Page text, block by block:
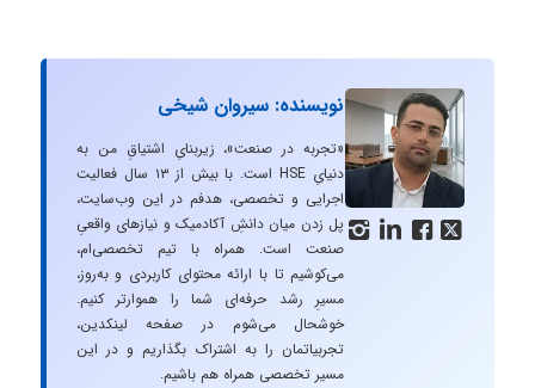
   
نویسنده: سیروان شیخی
«تجربه در صنعت»، زیربنایِ اشتیاقِ من به
دنیایِ HSE است. با بیش از ۱۳ سال فعالیت
اجرایی و تخصصی، هدفم در این وب‌سایت،
پل زدن میان دانشِ آکادمیک و نیازهای واقعیِ
صنعت است. همراه با تیم تخصصی‌ام،
می‌کوشیم تا با ارائه محتوای کاربردی و به‌روز،
مسیرِ رشد حرفه‌ای شما را هموارتر کنیم.
خوشحال می‌شوم در صفحه لینکدین،
تجربیاتمان را به اشتراک بگذاریم و در این
مسیر تخصصی همراه هم باشیم.